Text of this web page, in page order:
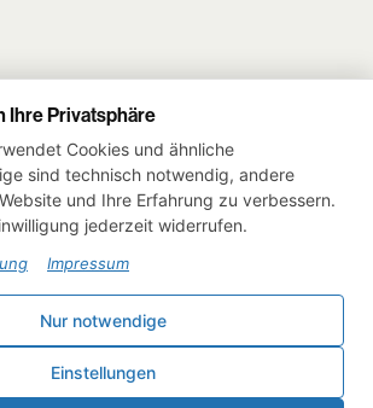
Withdraw from contract
Ihre Privatsphäre
Cookies und ähnliche
sind technisch notwendig, andere
und Ihre Erfahrung zu verbessern.
jederzeit widerrufen.
Impressum
Nur notwendige
Einstellungen